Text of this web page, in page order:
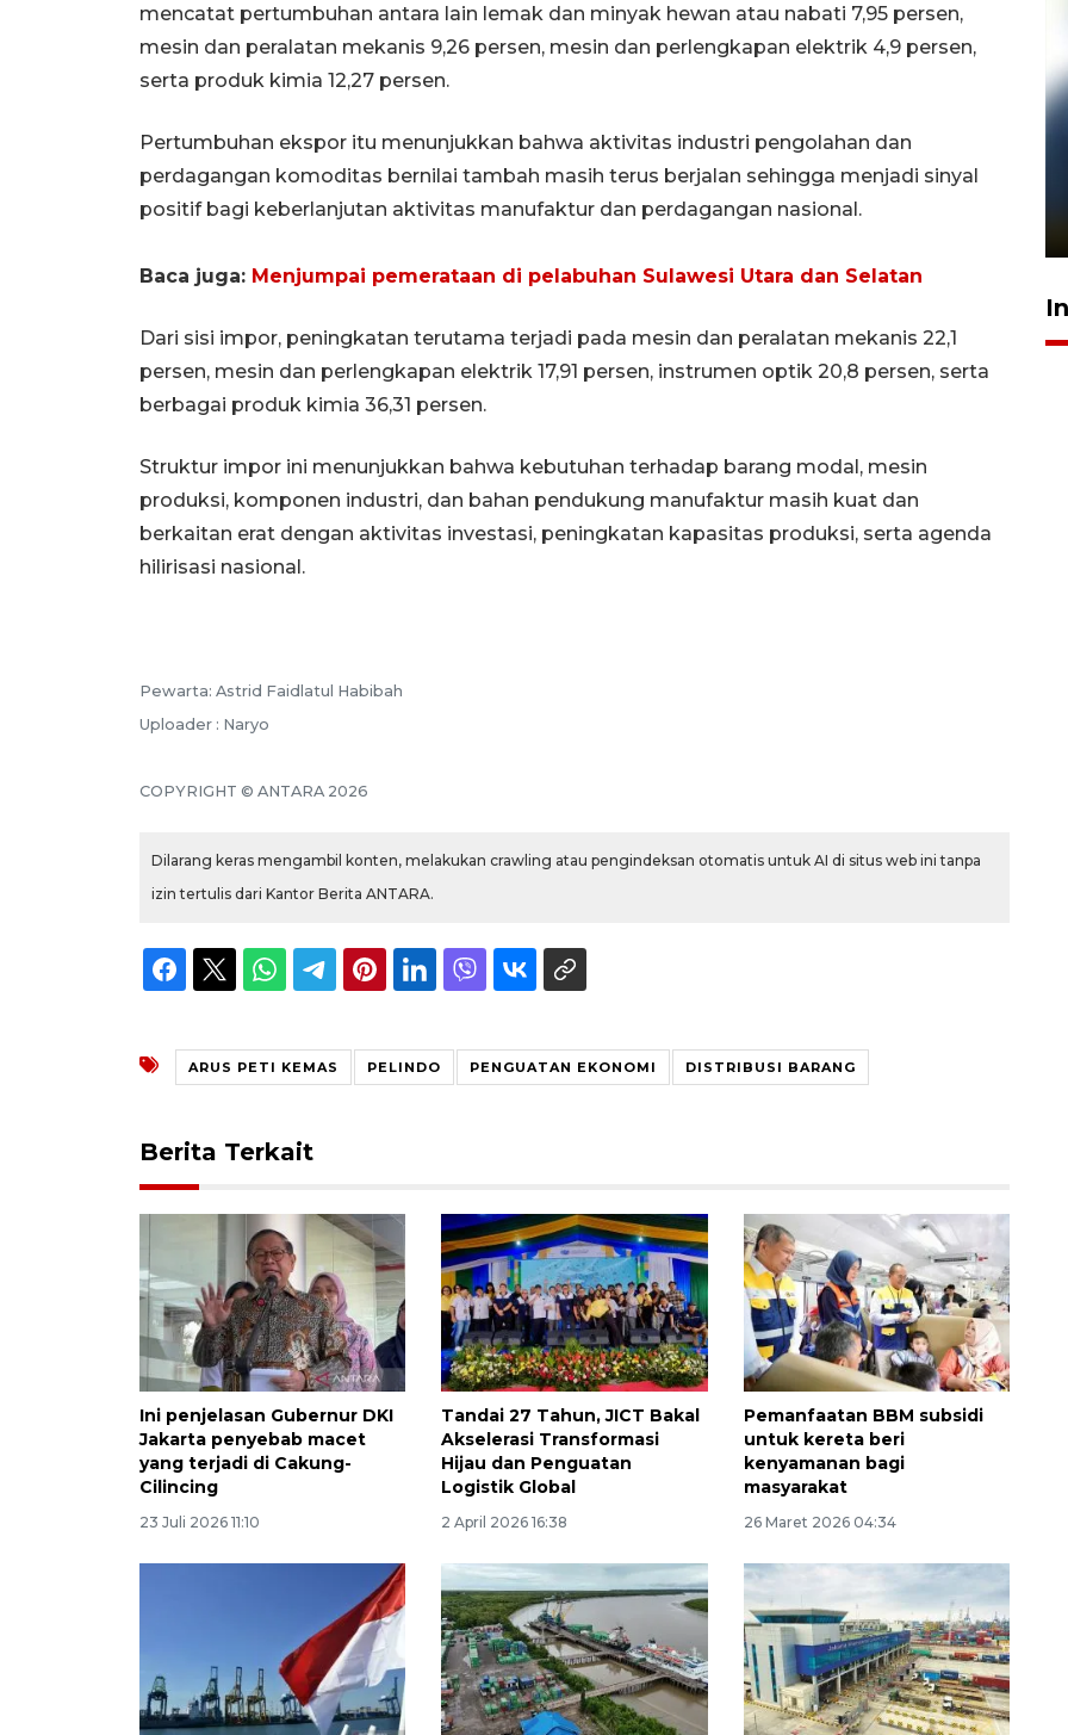
mencatat pertumbuhan antara lain lemak dan minyak hewan atau nabati 7,95 persen,
mesin dan peralatan mekanis 9,26 persen, mesin dan perlengkapan elektrik 4,9 persen,
serta produk kimia 12,27 persen.
Pertumbuhan ekspor itu menunjukkan bahwa aktivitas industri pengolahan dan
perdagangan komoditas bernilai tambah masih terus berjalan sehingga menjadi sinyal
positif bagi keberlanjutan aktivitas manufaktur dan perdagangan nasional.
Baca juga: Menjumpai pemerataan di pelabuhan Sulawesi Utara dan Selatan
Dari sisi impor, peningkatan terutama terjadi pada mesin dan peralatan mekanis 22,1
persen, mesin dan perlengkapan elektrik 17,91 persen, instrumen optik 20,8 persen, serta
berbagai produk kimia 36,31 persen.
Struktur impor ini menunjukkan bahwa kebutuhan terhadap barang modal, mesin
produksi, komponen industri, dan bahan pendukung manufaktur masih kuat dan
berkaitan erat dengan aktivitas investasi, peningkatan kapasitas produksi, serta agenda
hilirisasi nasional.
Pewarta: Astrid Faidlatul Habibah
Uploader : Naryo
COPYRIGHT © ANTARA 2026
Dilarang keras mengambil konten, melakukan crawling atau pengindeksan otomatis untuk AI di situs web ini tanpa
izin tertulis dari Kantor Berita ANTARA.
ARUS PETI KEMAS PELINDO PENGUATAN EKONOMI DISTRIBUSI BARANG
Berita Terkait
Ini penjelasan Gubernur DKI
Jakarta penyebab macet
yang terjadi di Cakung-
Cilincing
23 Juli 2026 11:10
Tandai 27 Tahun, JICT Bakal
Akselerasi Transformasi
Hijau dan Penguatan
Logistik Global
2 April 2026 16:38
Pemanfaatan BBM subsidi
untuk kereta beri
kenyamanan bagi
masyarakat
26 Maret 2026 04:34
Pelanggan Filaha Farm setia
sampai 8 tahan?
1 Juni 2026 05:47
Sinyal positif perekonomian
Indonesia